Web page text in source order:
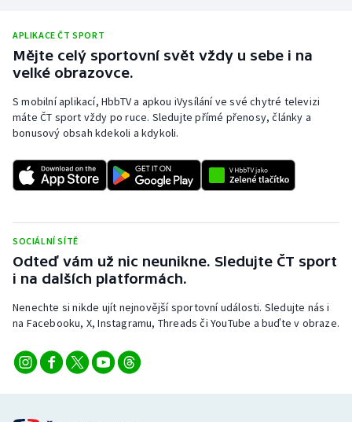
APLIKACE ČT SPORT
Mějte celý sportovní svět vždy u sebe i na
velké obrazovce.
S mobilní aplikací, HbbTV a apkou iVysílání ve své chytré televizi
máte ČT sport vždy po ruce. Sledujte přímé přenosy, články a
bonusový obsah kdekoli a kdykoli.
SOCIÁLNÍ SÍTĚ
Odteď vám už nic neunikne. Sledujte ČT sport
i na dalších platformách.
Nenechte si nikde ujít nejnovější sportovní události. Sledujte nás i
na Facebooku, X, Instagramu, Threads či YouTube a buďte v obraze.